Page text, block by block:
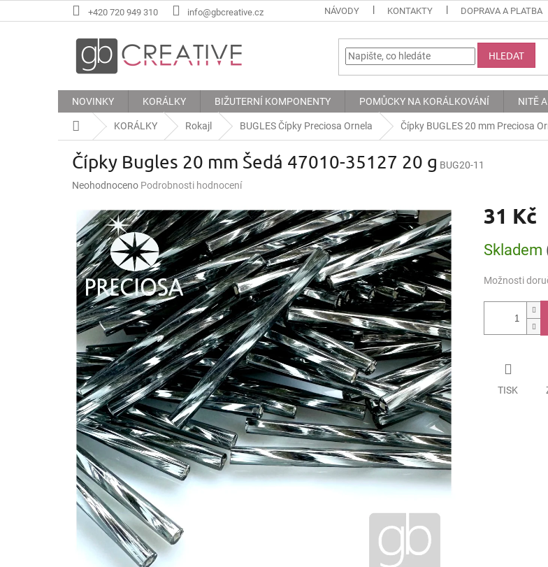
na
+420 720 949 310 info@gbcreative.cz NÁVODY KONTAKTY DOPRAVA A PLATBA
HLEDAT
NOVINKY KORÁLKY BIŽUTERNÍ KOMPONENTY POMŮCKY NA KORÁLKOVÁNÍ NITĚ
Domů KORÁLKY Rokajl BUGLES Čípky Preciosa Ornela Čípky BUGLES 20 mm Preciosa
Čípky Bugles 20 mm Šedá 47010-35127 20 g BUG20-11
Průměrné
produktu
0,0
5
hvězdiček.
Neohodnoceno Podrobnosti hodnocení
31 Kč
cena:
Skladem
Možnosti
TISK